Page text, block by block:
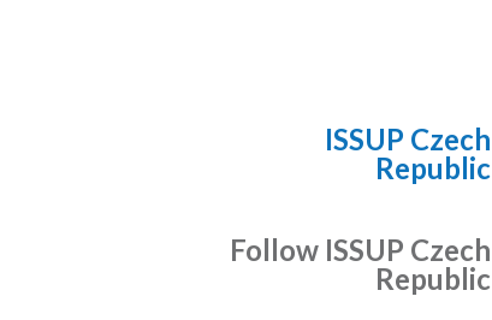
ISSUP Czech
Republic
Follow ISSUP Czech
Republic